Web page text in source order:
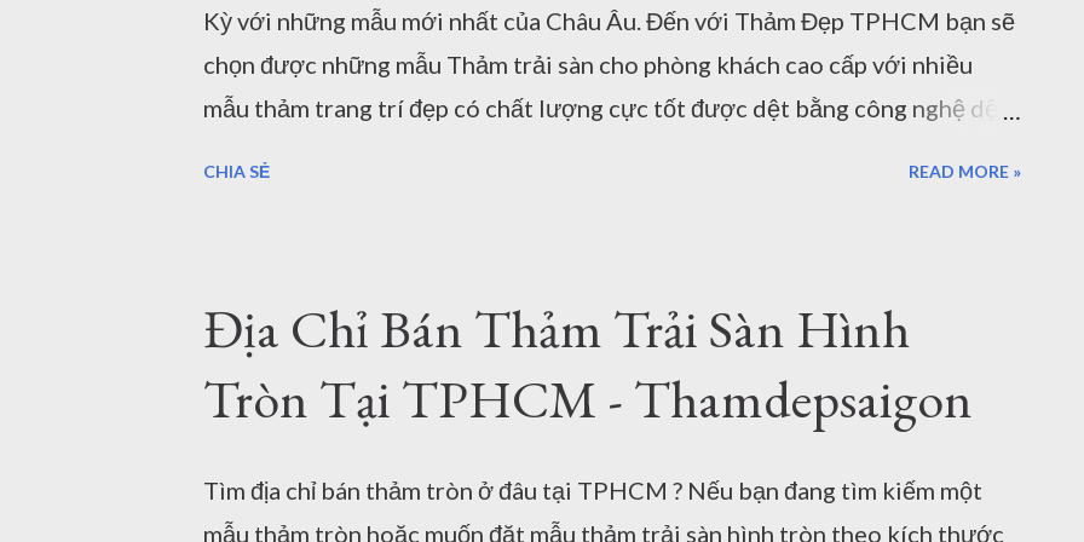
Lông T0016: Sản xuất tại Thổ Nhĩ Kỳ Chất liệu Polyest...
Kỳ với những mẫu mới nhất của Châu Âu. Đến với Thảm Đẹp TPHCM bạn sẽ
chọn được những mẫu Thảm trải sàn cho phòng khách cao cấp với nhiều
mẫu thảm trang trí đẹp có chất lượng cực tốt được dệt bằng công nghệ dệt
của Thảm cao cấp cho phòng khách là chất lượng, nguồn gốc rõ ràng Độ
Showroom bán thảm cao cấp cho phòng khách thì hãy đọc tiếp bài viết của
hợp lý để mua thảm chất lượng hoặc kinh tế với gia đình. Vì sao bạn chọn
CHIA SẺ READ MORE »
Địa Chỉ Bán Thảm Trải Sàn Hình
Tròn Tại TPHCM - Thamdepsaigon
Tìm địa chỉ bán thảm tròn ở đâu tại TPHCM ? Nếu bạn đang tìm kiếm một
mẫu thảm tròn hoặc muốn đặt mẫu thảm trải sàn hình tròn theo kích thước